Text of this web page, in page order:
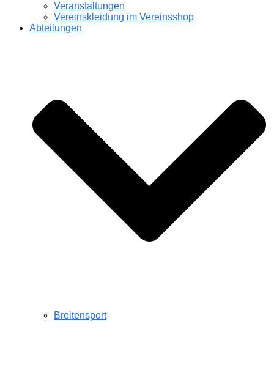
Veranstaltungen
Vereinskleidung im Vereinsshop
Abteilungen
Breitensport